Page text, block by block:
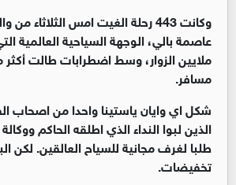
وكانت 443 رحلة الغيت امس الثلاثاء
عاصمة بالي، الوجهة السياحية العالمية
مسافر.
شكل اي وايان ياستينا واحدا من اصحاب
الذين لبوا النداء الذي اطلقه الحاكم
طلبا لغرف مجانية للسياح العالقين.
تخفيضات.